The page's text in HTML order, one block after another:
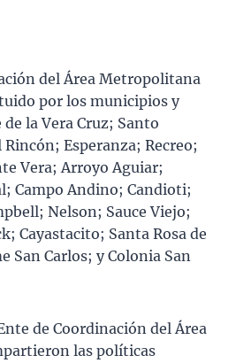
del Área Metropolitana
por los municipios y
la Vera Cruz; Santo
Rincón; Esperanza; Recreo;
Vera; Arroyo Aguiar;
Campo Andino; Candioti;
Nelson; Sauce Viejo;
Cayastacito; Santa Rosa de
San Carlos; y Colonia San
de Coordinación del Área
las políticas